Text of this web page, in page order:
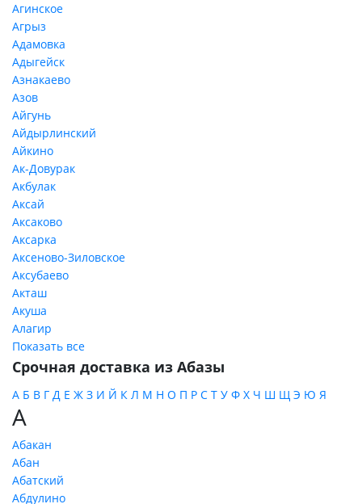
Агинское
Агрыз
Адамовка
Адыгейск
Азнакаево
Азов
Айгунь
Айдырлинский
Айкино
Ак-Довурак
Акбулак
Аксай
Аксаково
Аксарка
Аксеново-Зиловское
Аксубаево
Акташ
Акуша
Алагир
Показать все
Срочная доставка из Абазы
А Б В Г Д Е Ж З И Й К Л М Н О П Р С Т У Ф Х Ч Ш Щ Э Ю Я
А
Абакан
Абан
Абатский
Абдулино